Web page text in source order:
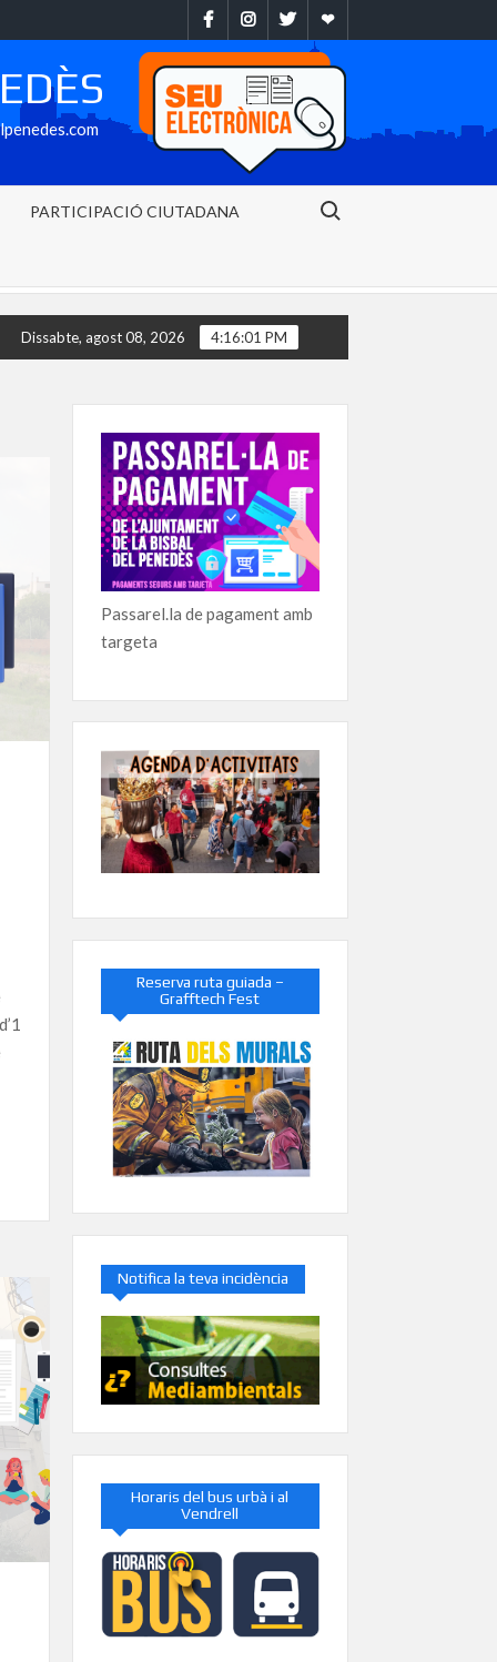
FacebookInstragram
TwitterEbando
PARTICIPACIÓ CIUTADANA
Search for:
municipal de l’avinguda Baix Penedès ja està disponible
Dissabte, agost 08, 2026 4:16:02 PM
Passarel.la de pagament amb
targeta
Reserva ruta guiada –
Grafftech Fest
Notifica la teva incidència
Horaris del bus urbà i al
Vendrell